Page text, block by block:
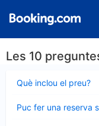
Les 10
Què inclou el preu?
tancat
Puc fer una reserva
tancat